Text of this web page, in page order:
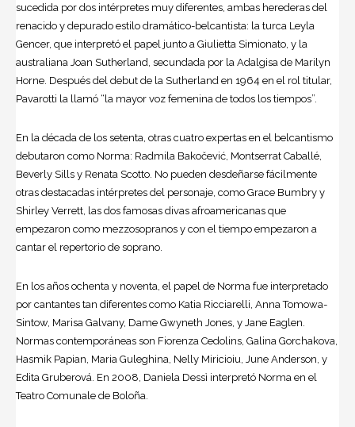
sucedida por dos intérpretes muy diferentes, ambas herederas del
renacido y depurado estilo dramático-belcantista: la turca Leyla
Gencer, que interpretó el papel junto a Giulietta Simionato, y la
australiana Joan Sutherland, secundada por la Adalgisa de Marilyn
Horne. Después del debut de la Sutherland en 1964 en el rol titular,
Pavarotti la llamó “la mayor voz femenina de todos los tiempos”.
En la década de los setenta, otras cuatro expertas en el belcantismo
debutaron como Norma: Radmila Bakočević, Montserrat Caballé,
Beverly Sills y Renata Scotto. No pueden desdeñarse fácilmente
otras destacadas intérpretes del personaje, como Grace Bumbry y
Shirley Verrett, las dos famosas divas afroamericanas que
empezaron como mezzosopranos y con el tiempo empezaron a
cantar el repertorio de soprano.
En los años ochenta y noventa, el papel de Norma fue interpretado
por cantantes tan diferentes como Katia Ricciarelli, Anna Tomowa-
Sintow, Marisa Galvany, Dame Gwyneth Jones, y Jane Eaglen.
Normas contemporáneas son Fiorenza Cedolins, Galina Gorchakova,
Hasmik Papian, Maria Guleghina, Nelly Miricioiu, June Anderson, y
Edita Gruberová. En 2008, Daniela Dessì interpretó Norma en el
Teatro Comunale de Boloña.